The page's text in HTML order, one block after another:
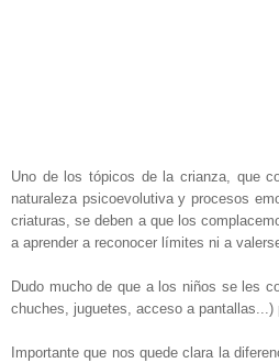
Uno de los tópicos de la crianza, que
naturaleza psicoevolutiva y procesos
criaturas, se deben a que los
a aprender a reconocer límites ni a
Dudo mucho de que a los niños se les
chuches, juguetes, acceso a
Importante que nos quede clara la